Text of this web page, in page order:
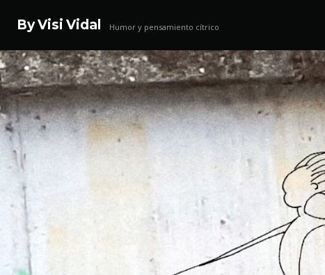
By Visi Vidal Humor y pensamiento cítrico